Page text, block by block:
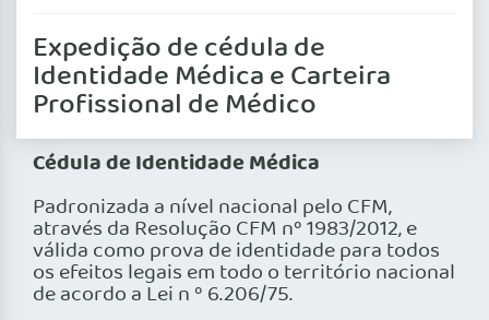
Expedição de cédula de
Identidade Médica e Carteira
Profissional de Médico
Cédula de Identidade Médica
Padronizada a nível nacional pelo CFM,
através da Resolução CFM nº 1983/2012, e
válida como prova de identidade para todos
os efeitos legais em todo o território nacional
de acordo a Lei n º 6.206/75.